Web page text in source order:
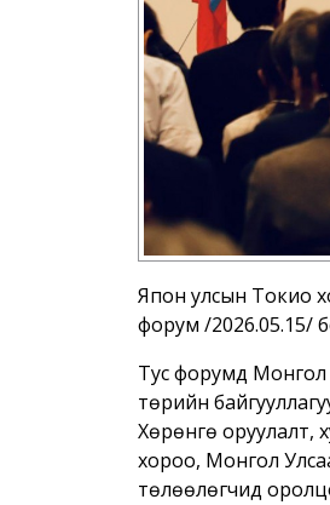
Япон улсын Токио
форум /2026.05.15/
Тус форумд Монгол
төрийн
Хөрөнгө оруулалт,
хороо, Монгол
төлөөлөгчид